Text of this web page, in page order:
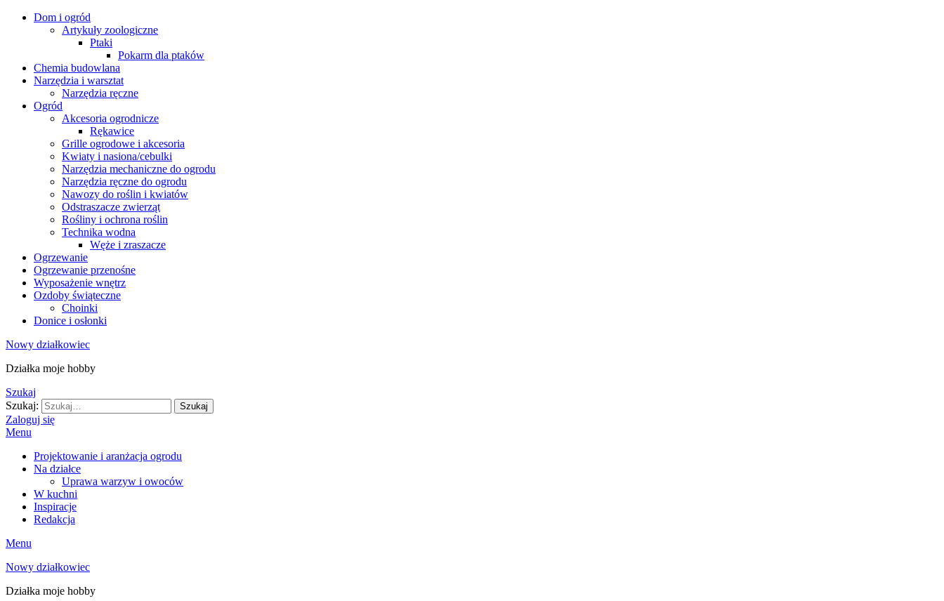
Dom i ogród
Artykuły zoologiczne
Ptaki
Pokarm dla ptaków
Chemia budowlana
Narzędzia i warsztat
Narzędzia ręczne
Ogród
Akcesoria ogrodnicze
Rękawice
Grille ogrodowe i akcesoria
Kwiaty i nasiona/cebulki
Narzędzia mechaniczne do ogrodu
Narzędzia ręczne do ogrodu
Nawozy do roślin i kwiatów
Odstraszacze zwierząt
Rośliny i ochrona roślin
Technika wodna
Węże i zraszacze
Ogrzewanie
Ogrzewanie przenośne
Wyposażenie wnętrz
Ozdoby świąteczne
Choinki
Donice i osłonki
Nowy działkowiec
Działka moje hobby
Szukaj
Szukaj:
Szukaj
Zaloguj się
Menu
Projektowanie i aranżacja ogrodu
Na działce
Uprawa warzyw i owoców
W kuchni
Inspiracje
Redakcja
Menu
Nowy działkowiec
Działka moje hobby